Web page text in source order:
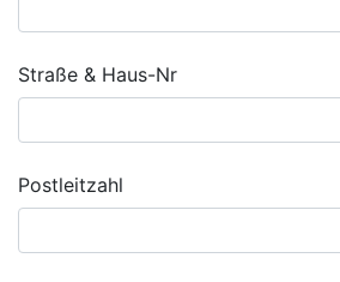
Straße & Haus-Nr
Postleitzahl